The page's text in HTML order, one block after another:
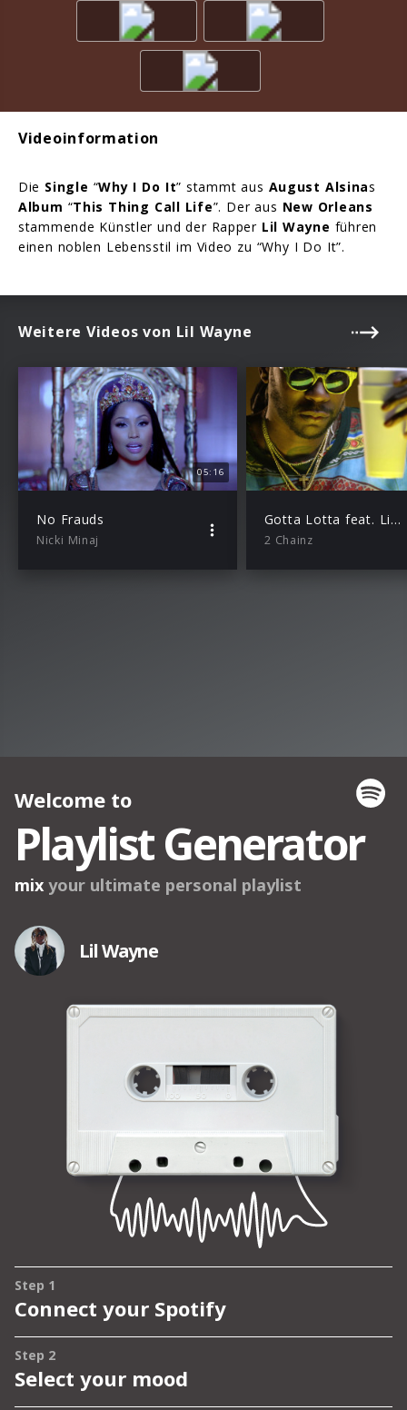
Videoinformation
Die Single “Why I Do It” stammt aus August Alsinas
Album “This Thing Call Life”. Der aus New Orleans
stammende Künstler und der Rapper Lil Wayne führen
einen noblen Lebensstil im Video zu “Why I Do It”.
Weitere Videos von Lil Wayne
05:16
No Frauds
Nicki Minaj
Gotta Lotta feat. Lil Wayne
2 Chainz